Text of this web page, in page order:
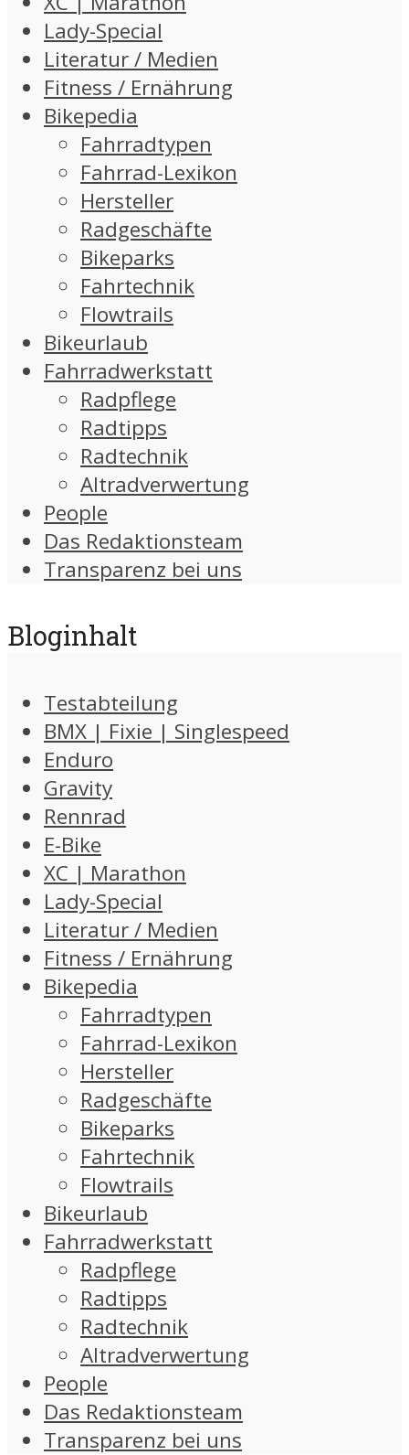
Lady-Special
Literatur / Medien
Fitness / Ernährung
Bikepedia
Fahrradtypen
Fahrrad-Lexikon
Hersteller
Radgeschäfte
Bikeparks
Fahrtechnik
Flowtrails
Bikeurlaub
Fahrradwerkstatt
Radpflege
Radtipps
Radtechnik
Altradverwertung
People
Das Redaktionsteam
Transparenz bei uns
Bloginhalt
Testabteilung
BMX | Fixie | Singlespeed
Enduro
Gravity
Rennrad
E-Bike
XC | Marathon
Lady-Special
Literatur / Medien
Fitness / Ernährung
Bikepedia
Fahrradtypen
Fahrrad-Lexikon
Hersteller
Radgeschäfte
Bikeparks
Fahrtechnik
Flowtrails
Bikeurlaub
Fahrradwerkstatt
Radpflege
Radtipps
Radtechnik
Altradverwertung
People
Das Redaktionsteam
Transparenz bei uns